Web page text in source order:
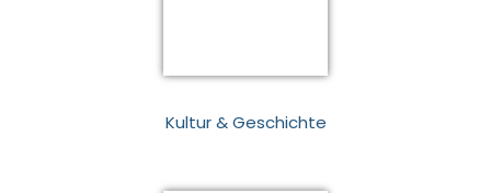
Kultur & Geschichte